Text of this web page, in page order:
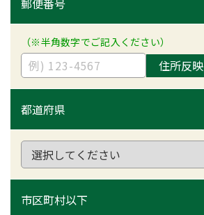
郵便番号
（※半角数字でご記入ください）
住所反映
都道府県
市区町村以下